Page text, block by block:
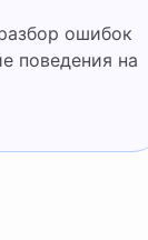
поведения на